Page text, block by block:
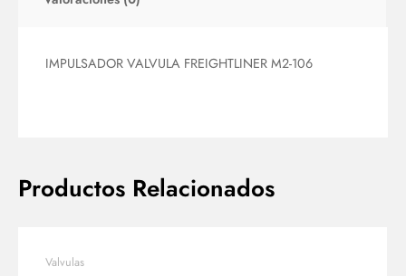
IMPULSADOR VALVULA FREIGHTLINER M2-106
Productos Relacionados
Valvulas